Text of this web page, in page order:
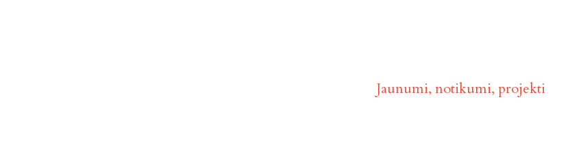
Jaunumi, notikumi, projekti